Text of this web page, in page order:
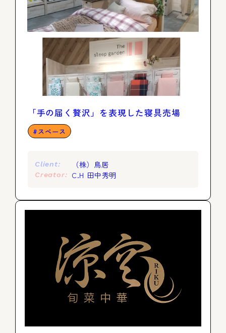
「手の届く贅沢」を表現した寝具売場
スペース
Client: （株）鳥居
Creator: C.H 田中秀明